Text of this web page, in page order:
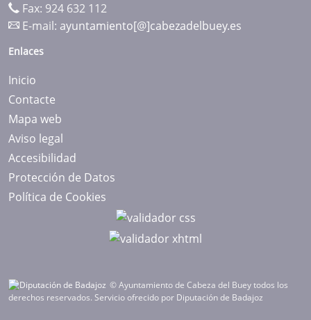
Fax: 924 632 112
E-mail: ayuntamiento[@]cabezadelbuey.es
Enlaces
Inicio
Contacte
Mapa web
Aviso legal
Accesibilidad
Protección de Datos
Política de Cookies
© Ayuntamiento de Cabeza del Buey todos los
derechos reservados. Servicio ofrecido por Diputación de Badajoz